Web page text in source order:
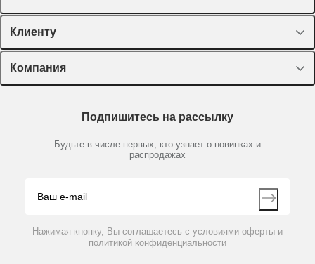
Спецпредложения
Оборудование, приборы
Пластик, стекло, принадлежности
Химические реактивы, препараты, наборы
Производители
Клиенту
Лекторий Диаэм
Доставка и оплата
Мобильное приложение
Компания
Партнеры
Контакты
Подпишитесь на рассылку
Будьте в числе первых, кто узнает о новинках и
распродажах
Нажимая кнопку, Вы соглашаетесь с условиями оферты и
политикой конфиденциальности